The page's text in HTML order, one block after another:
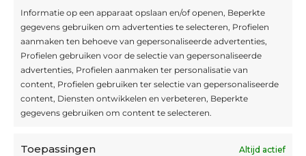
Informatie op een apparaat opslaan en/of openen, Beperkte
gegevens gebruiken om advertenties te selecteren, Profielen
aanmaken ten behoeve van gepersonaliseerde advertenties,
Profielen gebruiken voor de selectie van gepersonaliseerde
advertenties, Profielen aanmaken ter personalisatie van
content, Profielen gebruiken ter selectie van gepersonaliseerde
content, Diensten ontwikkelen en verbeteren, Beperkte
gegevens gebruiken om content te selecteren.
Toepassingen Altijd actief
Blijf op de hoogte
Interesse in leuke kadotips of toffe acties?
Laat dan hier je mailadres achter.